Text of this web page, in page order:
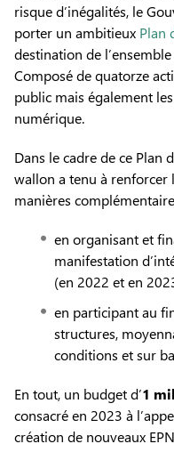
risque d’inégalités, le
porter un ambitieux Plan
destination de
Composé de quatorze
public mais également
numérique.
Dans le cadre de ce Plan
wallon a tenu à renforcer
manières
en organisant et
manifestation
(en 2022 et en
en participant au
structures,
conditions et sur
En tout, un budget d’1
consacré en 2023 à
création de nouveaux